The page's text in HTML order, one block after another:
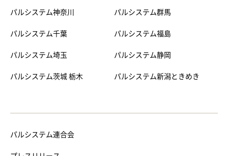
パルシステム神奈川
パルシステム千葉
パルシステム埼玉
パルシステム茨城 栃木
パルシステム群馬
パルシステム福島
パルシステム静岡
パルシステム新潟ときめき
パルシステム連合会